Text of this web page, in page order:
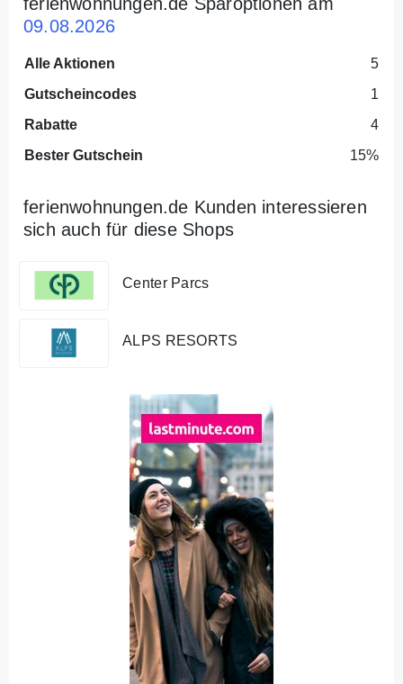
09.08.2026
Alle Aktionen
5
Gutscheincodes
1
Rabatte
4
Bester Gutschein
15%
ferienwohnungen.de Kunden interessieren
sich auch für diese Shops
Center Parcs
ALPS RESORTS